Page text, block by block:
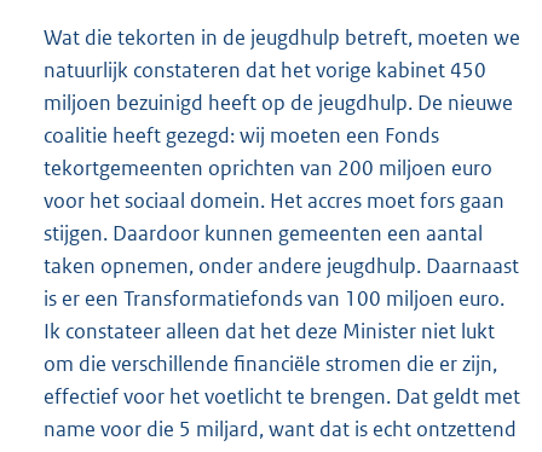
Wat die tekorten in de jeugdhulp betreft, moeten we
natuurlijk constateren dat het vorige kabinet 450
miljoen bezuinigd heeft op de jeugdhulp. De nieuwe
coalitie heeft gezegd: wij moeten een Fonds
tekortgemeenten oprichten van 200 miljoen euro
voor het sociaal domein. Het accres moet fors gaan
stijgen. Daardoor kunnen gemeenten een aantal
taken opnemen, onder andere jeugdhulp. Daarnaast
is er een Transformatiefonds van 100 miljoen euro.
Ik constateer alleen dat het deze Minister niet lukt
om die verschillende financiële stromen die er zijn,
effectief voor het voetlicht te brengen. Dat geldt met
name voor die 5 miljard, want dat is echt ontzettend